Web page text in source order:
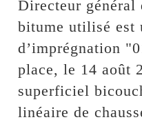
Directeur
bitume utilisé est
d’imprégnation
place, le 14 août
superficiel
linéaire de